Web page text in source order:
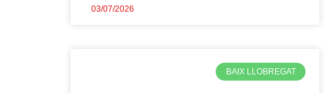
03/07/2026
BAIX LLOBREGAT